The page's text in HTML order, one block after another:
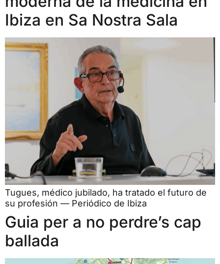
Ibiza en Sa Nostra Sala
Tugues, médico jubilado, ha tratado el futuro de
su profesión — Periódico de Ibiza
Guia per a no perdre’s cap
ballada